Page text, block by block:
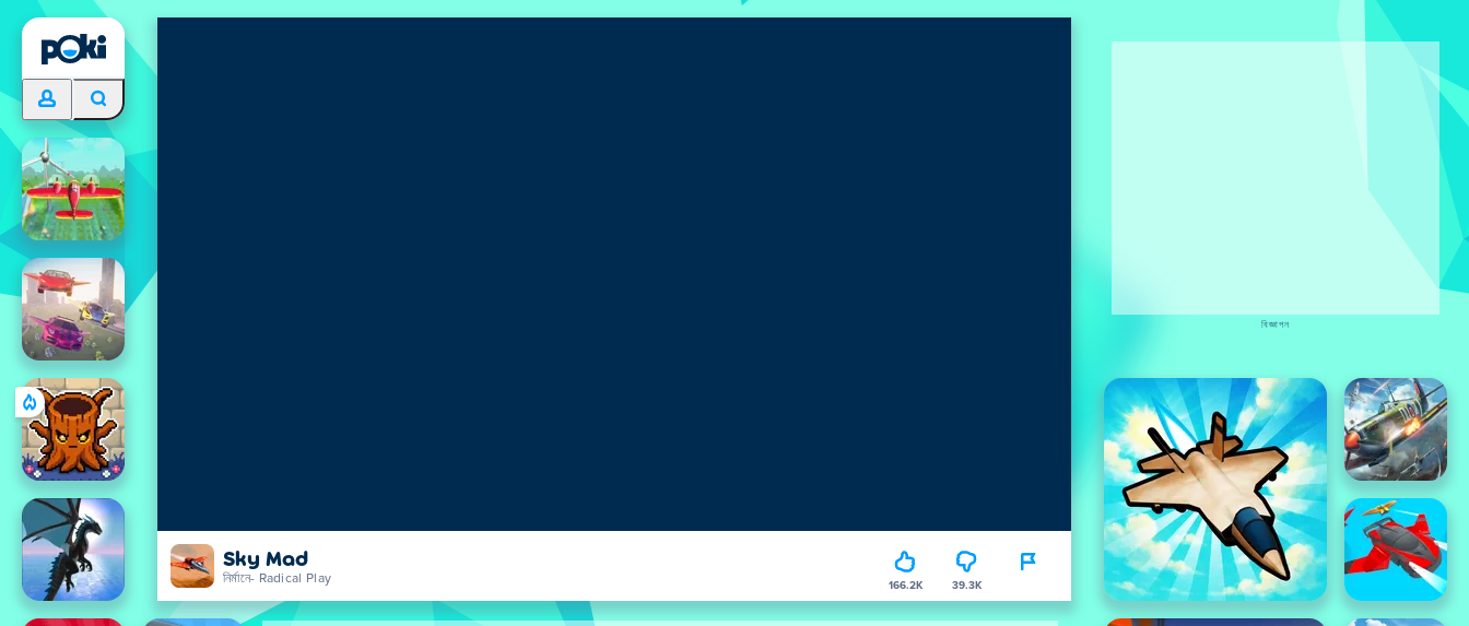
Sky Mad
নির্মানে- Radical Play 166.2K 39.3K
বিজ্ঞাপন